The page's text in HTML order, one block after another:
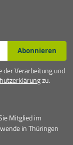
Abonnieren
Verarbeitung und
zu.
Mitglied im
in Thüringen